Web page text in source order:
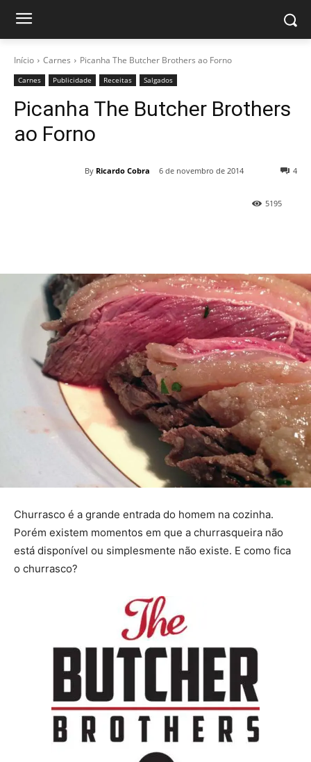
Início Carnes Picanha The Butcher Brothers ao Forno
Carnes Publicidade Receitas Salgados
Picanha The Butcher Brothers
ao Forno
By Ricardo Cobra 6 de novembro de 2014 4
5195
Churrasco é a grande entrada do homem na cozinha.
Porém existem momentos em que a churrasqueira não
está disponível ou simplesmente não existe. E como fica
o churrasco?